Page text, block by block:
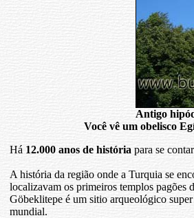
Antigo
Você vê um obelisco
Há 12.000 anos de história para se
A história da região onde a Turquia se
localizavam os primeiros templos pagões
Göbeklitepe é um sitio arqueológico
mundial.